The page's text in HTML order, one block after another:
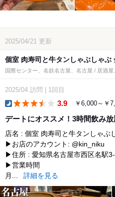
2025/04/21 更新
個室 肉寿司と牛タンしゃぶしゃぶ
国際センター、名鉄名古屋、名古屋 / 居酒
2025/04 訪問 1回目
3.9 ￥6,000～￥
デートにオススメ！3時間飲み
店名 : 個室 肉寿司と牛タンしゃぶ
▶お店のアカウント: @kin_niku
▶住所 : 愛知県名古屋市西区名駅
▶営業時間
月...
詳細を見る